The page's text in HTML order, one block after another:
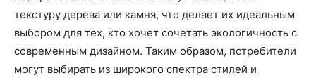
текстуру дерева или камня, что делает их идеальным
выбором для тех, кто хочет сочетать экологичность с
современным дизайном. Таким образом, потребители
могут выбирать из широкого спектра стилей и